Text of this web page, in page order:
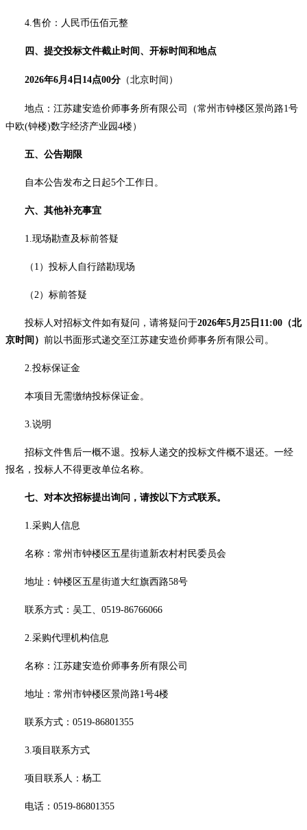
4.售价： 人民币伍佰元整
四、提交投标文件截止时间、开标时间和地点
2026年6 月 4 日 14点00分 （北京时间）
地点： 江苏建安造价师事务所有限公司 （常州市钟楼区景尚路1号
中欧(钟楼)数字经济产业园4楼）
五、公告期限
自本公告发布之 日起5个工作日。
六、其他补充事宜
1.现场勘查及标前答疑
（ 1）投标人自行踏勘现场
（ 2）标前答疑
投标人对招标文件如有疑问，请将疑问于2026年5 月 25 日 11 :00 （北
京时间 ） 前以书面形式递交至江苏建安造价师事务所有限公司。
2.投标保证金
本项目无需缴纳投标保证金 。
3.说明
招标文件售后一概不退。投标人递交的投标文件概不退还。一经
报名，投标人不得更改单位名称。
七、对本次招标提出询问，请按以下方式联系。
1. 采购人 信息
名称： 常州市钟楼区五星街道新农村村民委员会
地址： 钟楼区五星街道大红旗西路58号
联系方式： 吴工、 0519-86766066
2.采购代理机构信息
名称： 江苏建安造价师事务所有限公司
地址： 常州市钟楼区景尚路1号4楼
联系方式： 0519-86801355
3.项目联系方式
项目联系人： 杨工
电话： 0519-86801355